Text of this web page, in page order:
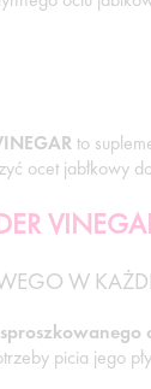
to
ocet jabłkowy
W
picia jego